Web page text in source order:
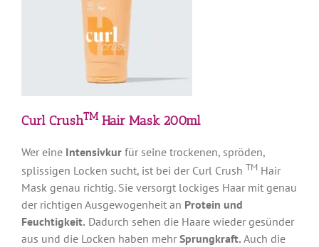
Curl CrushTMHair Mask 200ml
Wer eine Intensivkurfür seine trockenen, spröden,
splissigen Locken sucht, ist bei der Curl Crush TMHair
Mask genau richtig. Sie versorgt lockiges Haar mit genau
der richtigen Ausgewogenheit an Protein und
Feuchtigkeit. Dadurch sehen die Haare wieder gesünder
aus und die Locken haben mehr Sprungkraft. Auch die